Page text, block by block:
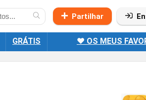
Partilhar
GRÁTIS ❤️ OS MEUS